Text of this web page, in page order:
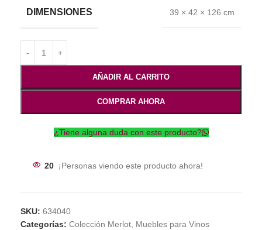
DIMENSIONES 39 × 42 × 126 cm
AÑADIR AL CARRITO
COMPRAR AHORA
¿Tiene alguna duda con este producto?
20 ¡Personas viendo este producto ahora!
SKU: 634040
Categorías: Colección Merlot Muebles para Vinos